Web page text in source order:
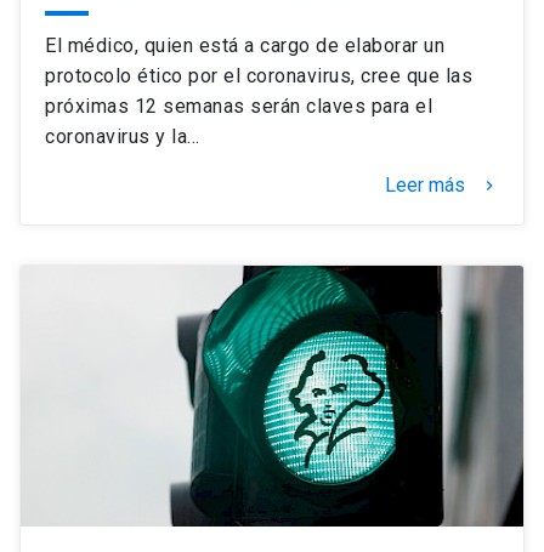
El médico, quien está a cargo de elaborar un
protocolo ético por el coronavirus, cree que las
próximas 12 semanas serán claves para el
coronavirus y la…
Leer más keyboard_arrow_right